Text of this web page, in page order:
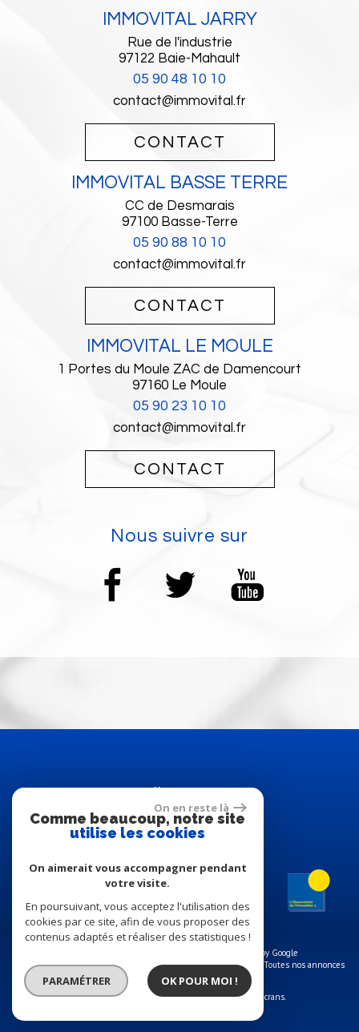
IMMOVITAL JARRY
Rue de l'industrie
97122 Baie-Mahault
05 90 48 10 10
contact@immovital.fr
CONTACT
IMMOVITAL BASSE TERRE
CC de Desmarais
97100 Basse-Terre
05 90 88 10 10
contact@immovital.fr
CONTACT
IMMOVITAL LE MOULE
1 Portes du Moule ZAC de Damencourt
97160 Le Moule
05 90 23 10 10
contact@immovital.fr
CONTACT
Nous suivre sur
© 2026 | Tous droits réservés | Traduction powered by Google
Plan du site-Mentions légales Nos honoraires-Liens-Admin
Toutes nos annonces
Site internet compatible multi-supports,
un seul site adaptable à tous les types d'écrans.
On en reste là
Comme beaucoup, notre site
utilise les cookies
On aimerait vous accompagner pendant
votre visite.
En poursuivant, vous acceptez l'utilisation des
cookies par ce site, afin de vous proposer des
contenus adaptés et réaliser des statistiques !
PARAMÉTRER OK POUR MOI !